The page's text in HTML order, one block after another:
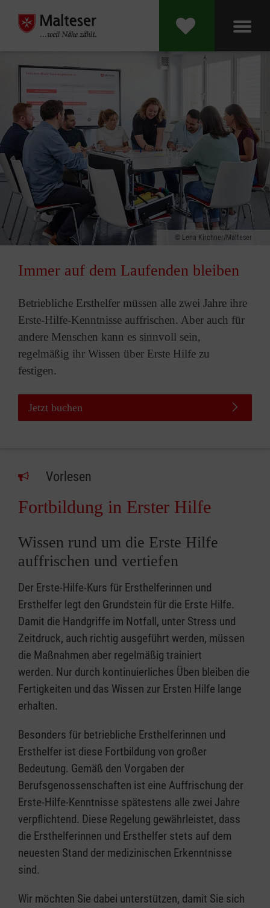
Lena Kirchner/Malteser
Immer auf dem Laufenden bleiben
Betriebliche Ersthelfer müssen alle zwei Jahre ihre
Erste-Hilfe-Kenntnisse auffrischen. Aber auch für
andere Menschen kann es sinnvoll sein,
regelmäßig ihr Wissen über Erste Hilfe zu
festigen.
Jetzt buchen
Vorlesen
Fortbildung in Erster Hilfe
Wissen rund um die Erste Hilfe
auffrischen und vertiefen
Der Erste-Hilfe-Kurs für Ersthelferinnen und
Ersthelfer legt den Grundstein für die Erste Hilfe.
Damit die Handgriffe im Notfall, unter Stress und
Zeitdruck, auch richtig ausgeführt werden, müssen
die Maßnahmen aber regelmäßig trainiert
werden. Nur durch kontinuierliches Üben bleiben die
Fertigkeiten und das Wissen zur Ersten Hilfe lange
erhalten.
Besonders für betriebliche Ersthelferinnen und
Ersthelfer ist diese Fortbildung von großer
Bedeutung. Gemäß den Vorgaben der
Berufsgenossenschaften ist eine Auffrischung der
Erste-Hilfe-Kenntnisse spätestens alle zwei Jahre
verpflichtend. Diese Regelung gewährleistet, dass
die Ersthelferinnen und Ersthelfer stets auf dem
neuesten Stand der medizinischen Erkenntnisse
sind.
Wir möchten Sie dabei unterstützen, damit Sie sich